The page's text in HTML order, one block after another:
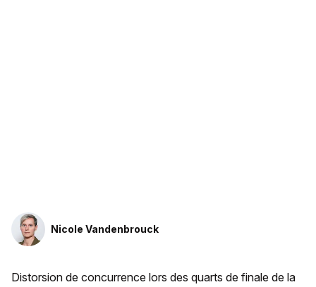
Nicole Vandenbrouck
Distorsion de concurrence lors des quarts de finale de la